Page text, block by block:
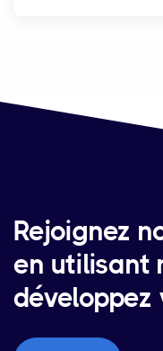
Rejoignez
en utilisant